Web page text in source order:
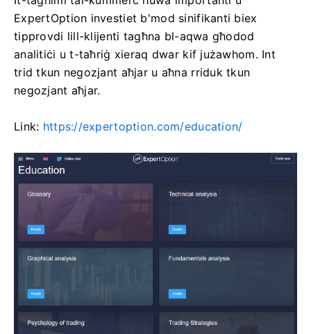
ExpertOption investiet b'mod sinifikanti biex
tipprovdi lill-klijenti tagħna bl-aqwa għodod
analitiċi u t-taħriġ xieraq dwar kif jużawhom. Int
trid tkun negozjant aħjar u aħna rriduk tkun
negozjant aħjar.
Link: https://expertoption.com/education/